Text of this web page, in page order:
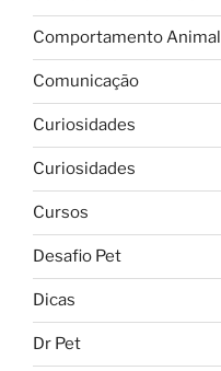
Comportamento Animal
Comunicação
Curiosidades
Curiosidades
Cursos
Desafio Pet
Dicas
Dr Pet